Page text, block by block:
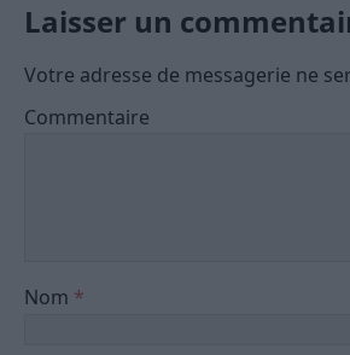
Laisser un
Votre adresse de messagerie ne
Commentaire
Nom *